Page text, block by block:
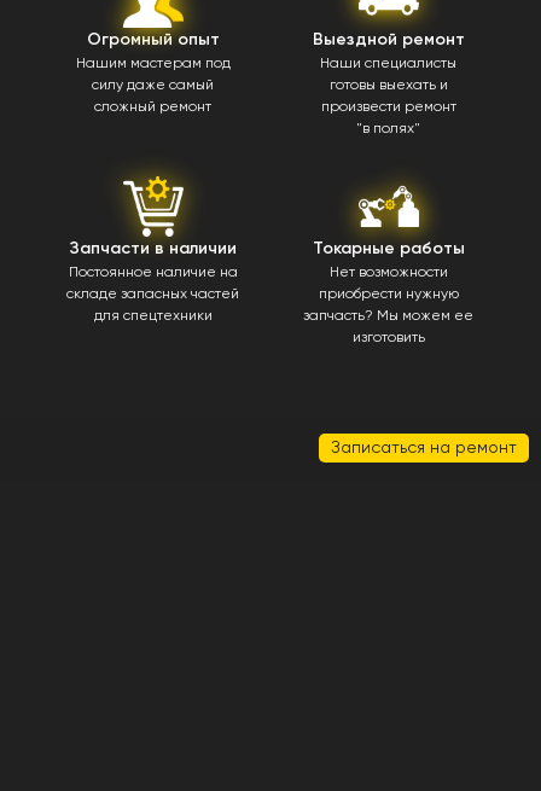
Огромный опыт
Нашим мастерам под
силу даже самый
сложный ремонт
Выездной ремонт
Наши специалисты
готовы выехать и
произвести ремонт
"в полях"
Запчасти в наличии
Постоянное наличие на
складе запасных частей
для спецтехники
Токарные работы
Нет возможности
приобрести нужную
запчасть? Мы можем ее
изготовить
Записаться на ремонт